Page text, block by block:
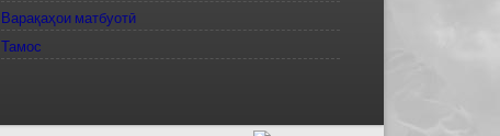
Варақаҳои матбуотӣ
Тамос